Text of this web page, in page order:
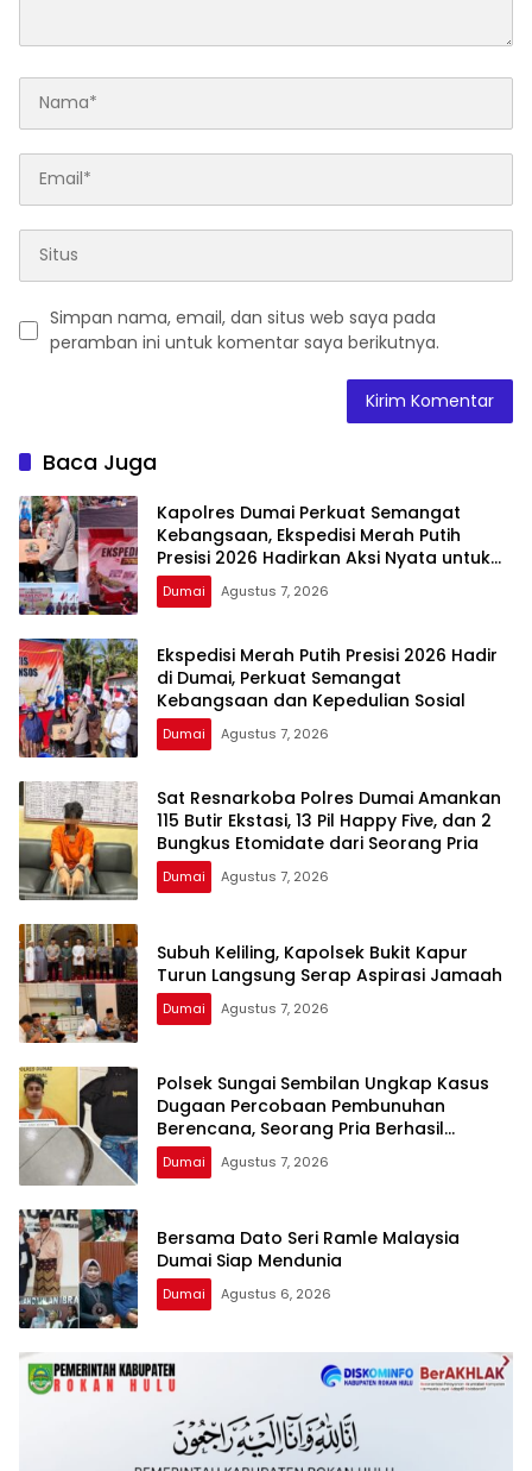
Simpan nama, email, dan situs web saya pada
peramban ini untuk komentar saya berikutnya.
Baca Juga
Kapolres Dumai Perkuat Semangat
Kebangsaan, Ekspedisi Merah Putih
Presisi 2026 Hadirkan Aksi Nyata untuk
Rakyat
Dumai Agustus 7, 2026
Ekspedisi Merah Putih Presisi 2026 Hadir
di Dumai, Perkuat Semangat
Kebangsaan dan Kepedulian Sosial
Dumai Agustus 7, 2026
Sat Resnarkoba Polres Dumai Amankan
115 Butir Ekstasi, 13 Pil Happy Five, dan 2
Bungkus Etomidate dari Seorang Pria
Dumai Agustus 7, 2026
Subuh Keliling, Kapolsek Bukit Kapur
Turun Langsung Serap Aspirasi Jamaah
Dumai Agustus 7, 2026
Polsek Sungai Sembilan Ungkap Kasus
Dugaan Percobaan Pembunuhan
Berencana, Seorang Pria Berhasil
Diamankan
Dumai Agustus 7, 2026
Bersama Dato Seri Ramle Malaysia
Dumai Siap Mendunia
Dumai Agustus 6, 2026